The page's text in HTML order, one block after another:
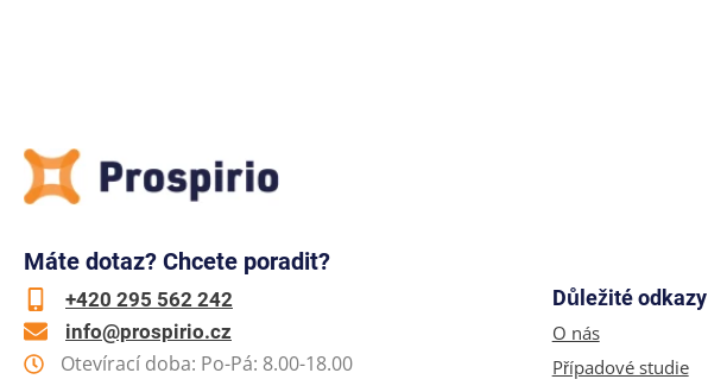
Máte dotaz? Chcete poradit?
+420 295 562 242
info@prospirio.cz
Otevírací doba: Po-Pá: 8.00-18.00
Důležité odkazy
O nás
Případové studie